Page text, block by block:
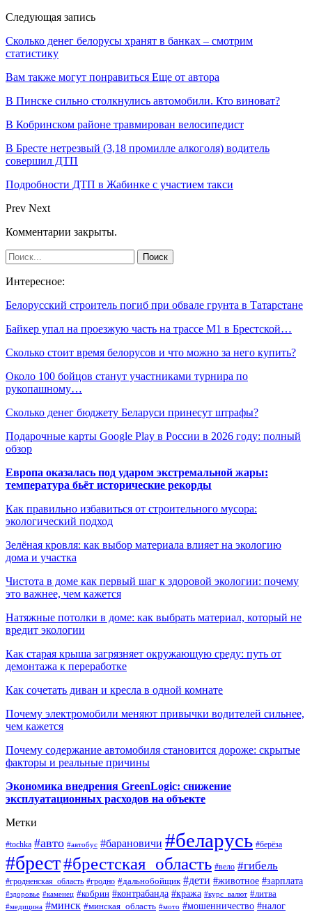
Следующая запись
Сколько денег белорусы хранят в банках – смотрим
статистику
Вам также могут понравиться Еще от автора
В Пинске сильно столкнулись автомобили. Кто виноват?
В Кобринском районе травмирован велосипедист
В Бресте нетрезвый (3,18 промилле алкоголя) водитель
совершил ДТП
Подробности ДТП в Жабинке с участием такси
Prev Next
Комментарии закрыты.
Интересное:
Белорусский строитель погиб при обвале грунта в Татарстане
Байкер упал на проезжую часть на трассе М1 в Брестской…
Сколько стоит время белорусов и что можно за него купить?
Около 100 бойцов станут участниками турнира по
рукопашному…
Сколько денег бюджету Беларуси принесут штрафы?
Подарочные карты Google Play в России в 2026 году: полный
обзор
Европа оказалась под ударом экстремальной жары:
температура бьёт исторические рекорды
Как правильно избавиться от строительного мусора:
экологический подход
Зелёная кровля: как выбор материала влияет на экологию
дома и участка
Чистота в доме как первый шаг к здоровой экологии: почему
это важнее, чем кажется
Натяжные потолки в доме: как выбрать материал, который не
вредит экологии
Как старая крыша загрязняет окружающую среду: путь от
демонтажа к переработке
Как сочетать диван и кресла в одной комнате
Почему электромобили меняют привычки водителей сильнее,
чем кажется
Почему содержание автомобиля становится дороже: скрытые
факторы и реальные причины
Экономика внедрения GreenLogic: снижение
эксплуатационных расходов на объекте
Метки
#tochka #авто #автобус #барановичи #беларусь #берёза
#брест#брестская_область #вело #гибель
#гродненская_область #гродно #дальнобойщик #дети #животное #зарплата
#здоровье #каменец #кобрин #контрабанда #кража #курс_валют #литва
#медицина #минск #минская_область #мото #мошенничество #налог